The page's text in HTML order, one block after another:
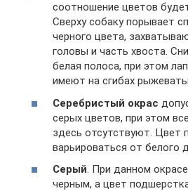
соотношение цветов
Сверху собаку порывает
черного цвета,
головы и часть хвоста.
белая полоса, при этом
имеют на сгибах
Серебристый окрас
серых цветов, при этом
здесь отсутствуют. Цвет
варьироваться от белого
Серый. При данном
черным, а цвет